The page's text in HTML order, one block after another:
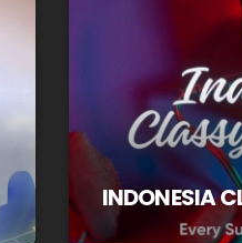
INDONESIA